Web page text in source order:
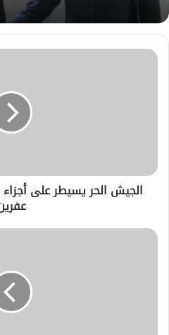
الجيش الحر يسيطر على